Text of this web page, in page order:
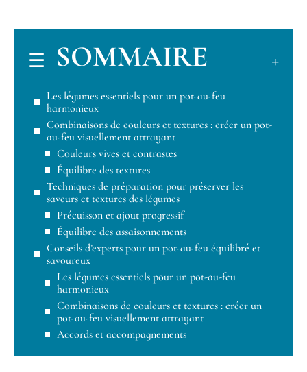
SOMMAIRE
Les légumes essentiels pour un pot-au-feu
harmonieux
Combinaisons de couleurs et textures : créer un pot-
au-feu visuellement attrayant
Couleurs vives et contrastes
Équilibre des textures
Techniques de préparation pour préserver les
saveurs et textures des légumes
Précuisson et ajout progressif
Équilibre des assaisonnements
Conseils d’experts pour un pot-au-feu équilibré et
savoureux
Les légumes essentiels pour un pot-au-feu
harmonieux
Combinaisons de couleurs et textures : créer un
pot-au-feu visuellement attrayant
Accords et accompagnements